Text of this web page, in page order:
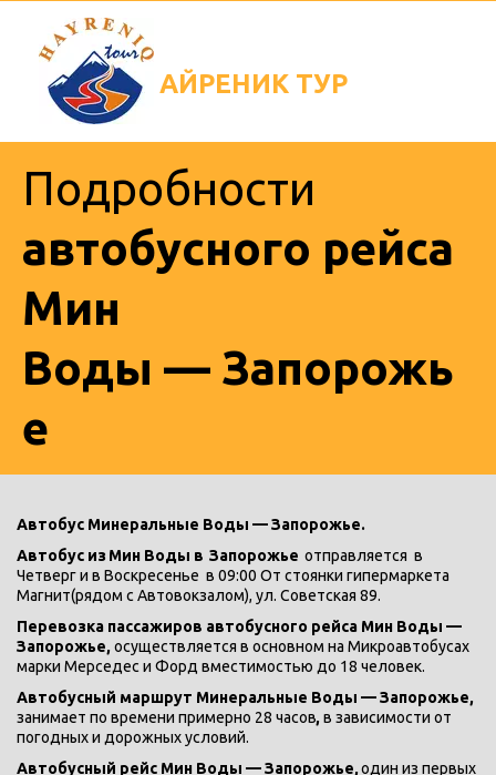
АЙРЕНИК ТУР
Подробности
автобусного рейса
Мин
Воды — Запорожь
е
Автобус Минеральные Воды — Запорожье.
Автобус из Мин Воды в Запорожье отправляется  в
Четверг и в Воскресенье  в 09:00 От стоянки гипермаркета
Магнит(рядом с Автовокзалом), ул. Советская 89.
Перевозка пассажиров автобусного рейса Мин Воды —
Запорожье, осуществляется в основном на Микроавтобусах
марки Мерседес и Форд вместимостью до 18 человек.
Автобусный маршрут Минеральные Воды — Запорожье,
занимает по времени примерно 28 часов, в зависимости от
погодных и дорожных условий.
Автобусный рейс Мин Воды — Запорожье, один из первых